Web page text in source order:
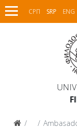
СРП SRP ENG
VestiAmbasador